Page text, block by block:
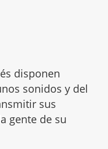
disponen
sonidos y del
sus
gente de su